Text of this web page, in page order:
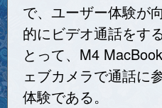
で、ユーザー体験が
的にビデオ通話をす
とって、M4
ェブカメラで通話に
体験である。